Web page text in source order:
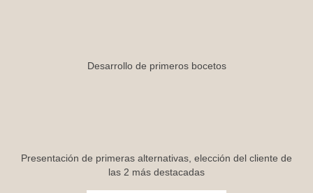
Desarrollo de primeros bocetos
Presentación de primeras alternativas, elección del cliente de
las 2 más destacadas